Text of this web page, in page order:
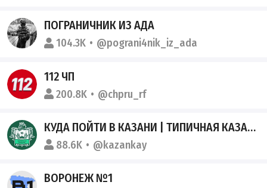
ПОГРАНИЧНИК ИЗ АДА
104.3K @pograni4nik_iz_ada
112 ЧП
200.8K @chpru_rf
КУДА ПОЙТИ В КАЗАНИ | ТИПИЧНАЯ КАЗАНЬ
88.6K @kazankay
ВОРОНЕЖ №1